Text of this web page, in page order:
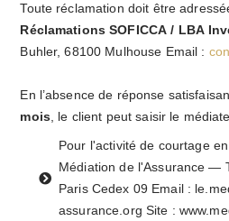
Toute réclamation doit être
Réclamations SOFICCA / LBA
Buhler, 68100 Mulhouse Email :
En l’absence de réponse
mois, le client peut saisir le
Pour l'activité de courtage
Médiation de l'Assurance —
Paris Cedex 09 Email :
assurance.org Site :